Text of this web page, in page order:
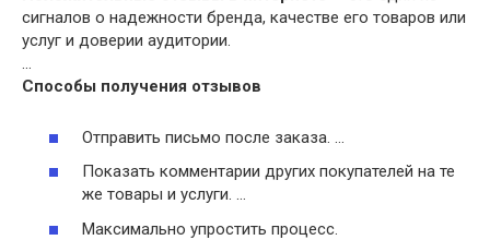
сигналов о надежности бренда, качестве его товаров или
услуг и доверии аудитории.
…
Способы получения отзывов
Отправить письмо после заказа. …
Показать комментарии других покупателей на те
же товары и услуги. …
Максимально упростить процесс.